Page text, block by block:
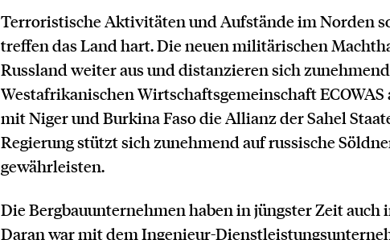
Terroristische Aktivitäten und Aufstände im Norden
treffen das Land hart. Die neuen militärischen
Russland weiter aus und distanzieren sich
Westafrikanischen Wirtschaftsgemeinschaft
mit Niger und Burkina Faso die Allianz der Sahel
Regierung stützt sich zunehmend auf russische
gewährleisten.
Die Bergbauunternehmen haben in jüngster Zeit
Daran war mit dem Ingenieur-